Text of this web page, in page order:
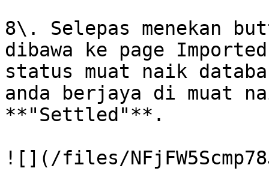
8\. Selepas menekan
dibawa ke page
status muat naik
anda berjaya di muat
**"Settled"**.
![](/files/